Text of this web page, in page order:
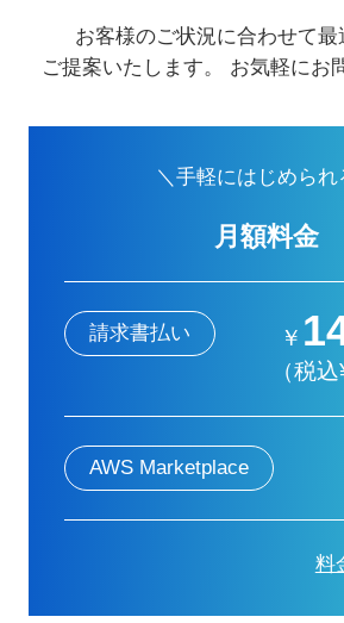
お客様のご状況に合わせて最
ご提案いたします。
お気軽にお
＼手軽にはじめられ
月額料金
請求書払い ￥
（税
AWS Marketplace
料